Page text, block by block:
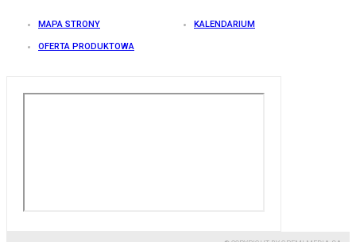
MAPA STRONY KALENDARIUM
OFERTA PRODUKTOWA